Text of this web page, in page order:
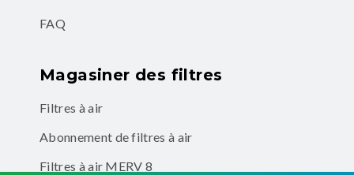
FAQ
Magasiner des filtres
Filtres à air
Abonnement de filtres à air
Filtres à air MERV 8